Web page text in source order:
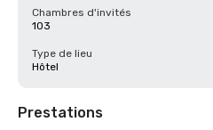
Chambres d'invités
103
Type de lieu
Hôtel
Prestations